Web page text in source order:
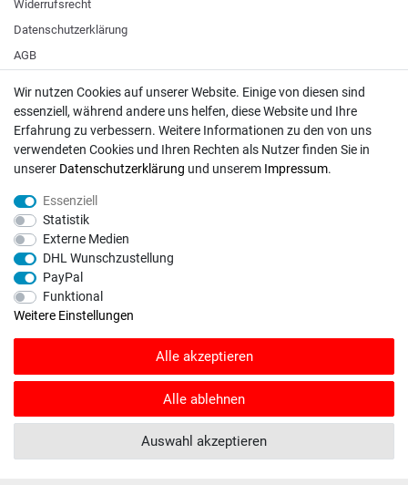
Widerrufs­recht
Daten­schutz­erklärung
AGB
INFORMATIONEN
Kontakt
Fragen und Antworten
Unternehmen
Versand
Zahlungsweisen
ZAHLUNGSARTEN / VERSAND
VISA / Mastercard
Wir nutzen Cookies auf unserer Website. Einige von diesen sind
essenziell, während andere uns helfen, diese Website und Ihre
Erfahrung zu verbessern. Weitere Informationen zu den von uns
verwendeten Cookies und Ihren Rechten als Nutzer finden Sie in
unserer Daten­schutz­erklärung und unserem Impressum.
Essenziell
Statistik
Externe Medien
DHL Wunschzustellung
PayPal
Funktional
Weitere Einstellungen
Alle akzeptieren
Alle ablehnen
Auswahl akzeptieren